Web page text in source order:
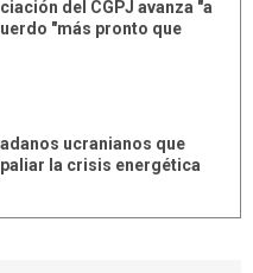
del CGPJ avanza "a
"más pronto que
ucranianos que
la crisis energética